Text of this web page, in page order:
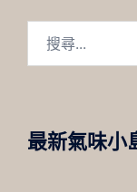
最新氣味小